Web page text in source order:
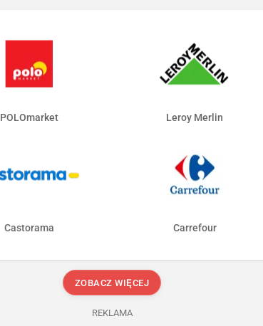
POLOmarket Leroy Merlin
Castorama Carrefour
ZOBACZ WIĘCEJ
REKLAMA